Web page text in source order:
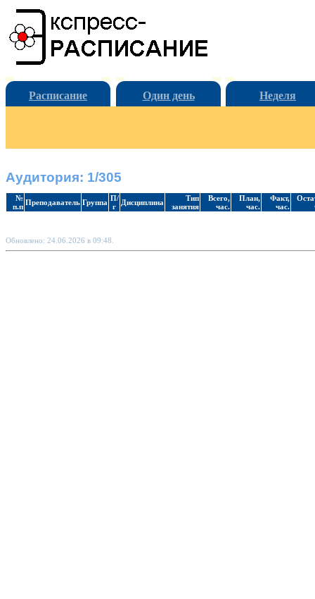
Расписание Один день Неделя
Аудитория: 1/305
№
п.п Преподаватель Группа П/
г
Дисциплина
Тип
занятия
Всего,
час.
План,
час.
Факт,
час.
Обновлено: 24.06.2026 в 09:48.